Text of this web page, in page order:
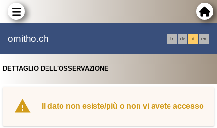
ornitho.ch fr de it en
DETTAGLIO DELL'OSSERVAZIONE
Il dato non esiste/più o non vi avete accesso